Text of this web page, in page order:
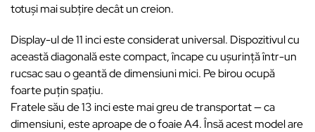
totuși mai subțire decât un creion.
Display-ul de 11 inci este considerat universal. Dispozitivul cu
această diagonală este compact, încape cu ușurință într-un
rucsac sau o geantă de dimensiuni mici. Pe birou ocupă
foarte puțin spațiu.
Fratele său de 13 inci este mai greu de transportat — ca
dimensiuni, este aproape de o foaie A4. Însă acest model are